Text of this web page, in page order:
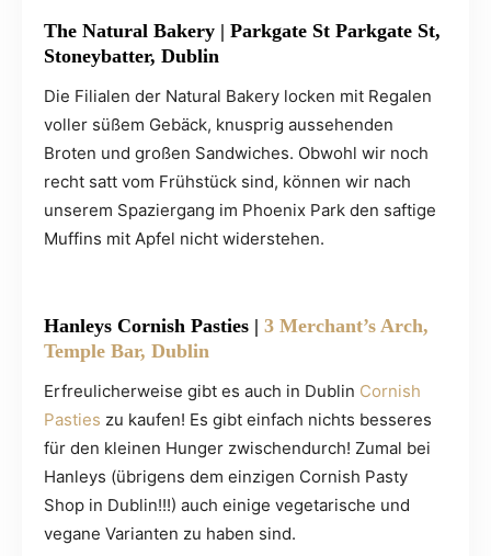
The Natural Bakery | Parkgate St Parkgate St,
Stoneybatter, Dublin
Die Filialen der Natural Bakery locken mit Regalen
voller süßem Gebäck, knusprig aussehenden
Broten und großen Sandwiches. Obwohl wir noch
recht satt vom Frühstück sind, können wir nach
unserem Spaziergang im Phoenix Park den saftige
Muffins mit Apfel nicht widerstehen.
Hanleys Cornish Pasties | 3 Merchant’s Arch,
Temple Bar, Dublin
Erfreulicherweise gibt es auch in Dublin Cornish
Pasties zu kaufen! Es gibt einfach nichts besseres
für den kleinen Hunger zwischendurch! Zumal bei
Hanleys (übrigens dem einzigen Cornish Pasty
Shop in Dublin!!!) auch einige vegetarische und
vegane Varianten zu haben sind.